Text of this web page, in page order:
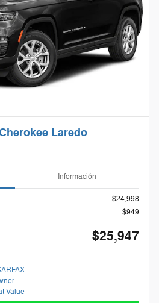
Laredo
Información
$24,998
$949
$25,947